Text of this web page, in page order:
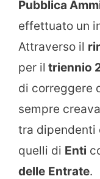
Pubblica
effettuato un
Attraverso il
per il triennio
di correggere
sempre
tra dipendenti
quelli di Enti
delle Entrate.